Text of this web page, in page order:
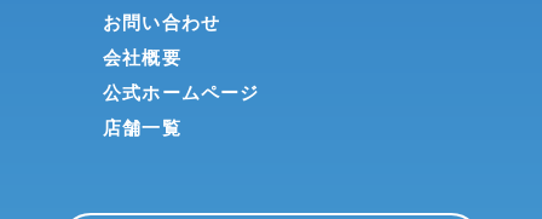
お問い合わせ
会社概要
公式ホームページ
店舗一覧